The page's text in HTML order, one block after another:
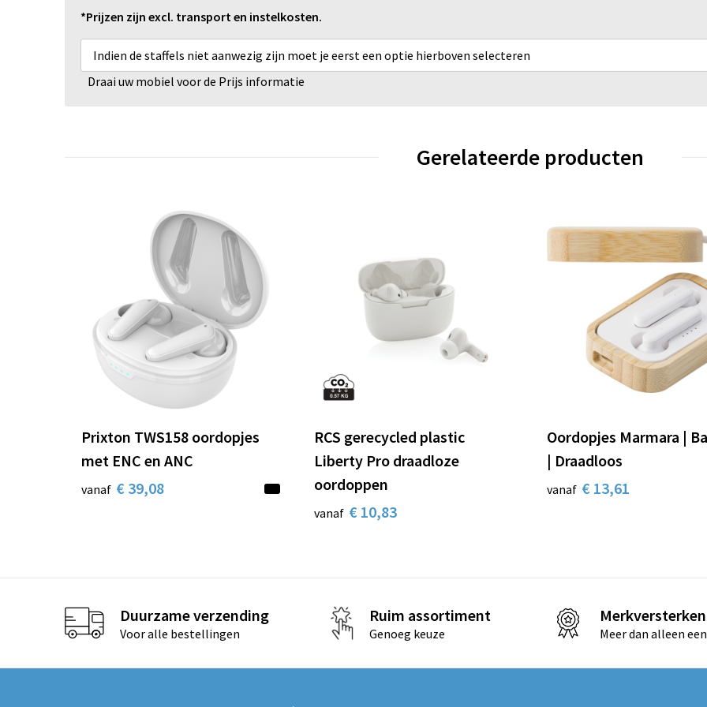
*Prijzen zijn excl. transport en instelkosten.
Indien de staffels niet aanwezig zijn moet je eerst een optie hierboven selecteren
Draai uw mobiel voor de Prijs informatie
Gerelateerde producten
Prixton TWS158 oordopjes
met ENC en ANC
vanaf € 39,08
RCS gerecycled plastic
Liberty Pro draadloze
oordoppen
vanaf € 10,83
Oordopjes Marmara |
| Draadloos
vanaf € 13,61
Duurzame verzending
Voor alle bestellingen
Ruim assortiment
Genoeg keuze Meer dan alleen